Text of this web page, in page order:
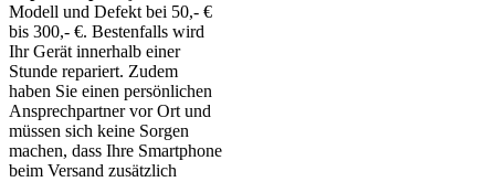
Modell und Defekt bei 50,- €
bis 300,- €. Bestenfalls wird
Ihr Gerät innerhalb einer
Stunde repariert. Zudem
haben Sie einen persönlichen
Ansprechpartner vor Ort und
müssen sich keine Sorgen
machen, dass Ihre Smartphone
beim Versand zusätzlich